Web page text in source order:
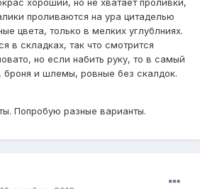
проливаются на ура цитаделью
цвета, только в мелких углублниях.
в складках, так что смотрится
но если набить руку, то в самый
броня и шлемы, ровные без скалдок.
Попробую разные варианты.